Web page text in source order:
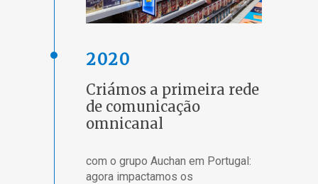
2020
Criámos a primeira rede
de comunicação
omnicanal
com o grupo Auchan em Portugal:
agora impactamos os